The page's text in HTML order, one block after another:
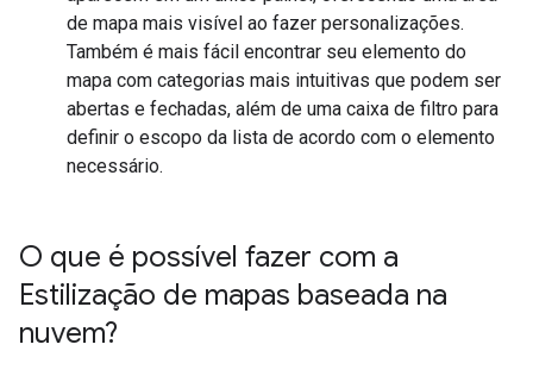
de mapa mais visível ao fazer personalizações.
Também é mais fácil encontrar seu elemento do
mapa com categorias mais intuitivas que podem ser
abertas e fechadas, além de uma caixa de filtro para
definir o escopo da lista de acordo com o elemento
necessário.
O que é possível fazer com a
Estilização de mapas baseada na
nuvem?